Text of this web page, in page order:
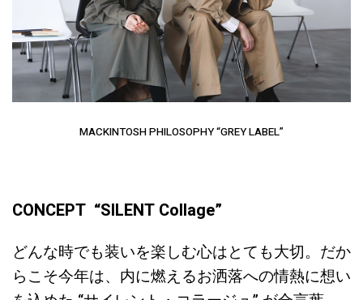
MACKINTOSH PHILOSOPHY “GREY LABEL”
CONCEPT “SILENT Collage”
どんな時でも装いを楽しむ心はとても大切。だか
らこそ今年は、内に燃えるお洒落への情熱に想い